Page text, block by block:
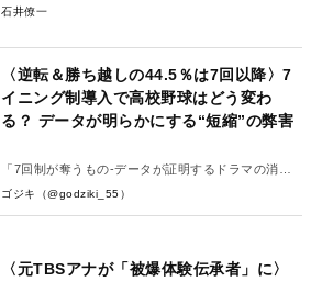
石井僚一
〈逆転＆勝ち越しの44.5％は7回以降〉7
イニング制導入で高校野球はどう変わ
る？ データが明らかにする“短縮”の弊害
「7回制が奪うもの-データが証明するドラマの消
失-」
ゴジキ（@godziki_55）
〈元TBSアナが「被爆体験伝承者」に〉